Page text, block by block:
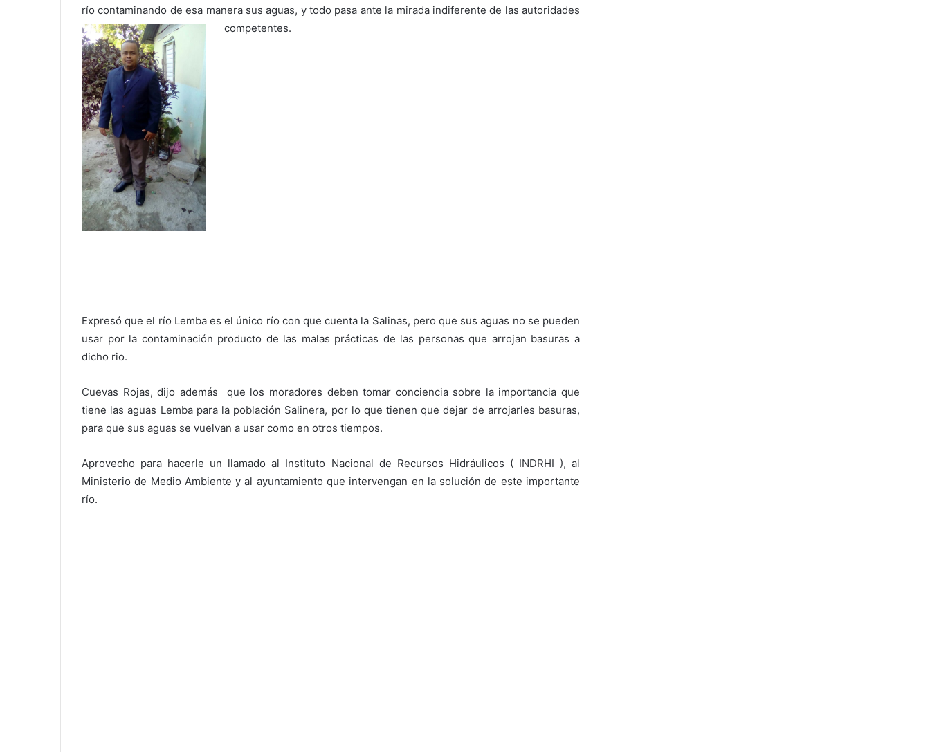
río contaminando de esa manera sus aguas, y todo pasa ante la mirada indiferente de las autoridades
competentes.
Expresó que el río Lemba es el único río con que cuenta la Salinas, pero que sus aguas no se pueden
usar por la contaminación producto de las malas prácticas de las personas que arrojan basuras a
dicho rio.
Cuevas Rojas, dijo además que los moradores deben tomar conciencia sobre la importancia que
tiene las aguas Lemba para la población Salinera, por lo que tienen que dejar de arrojarles basuras,
para que sus aguas se vuelvan a usar como en otros tiempos.
Aprovecho para hacerle un llamado al Instituto Nacional de Recursos Hidráulicos ( INDRHI ), al
Ministerio de Medio Ambiente y al ayuntamiento que intervengan en la solución de este importante
río.